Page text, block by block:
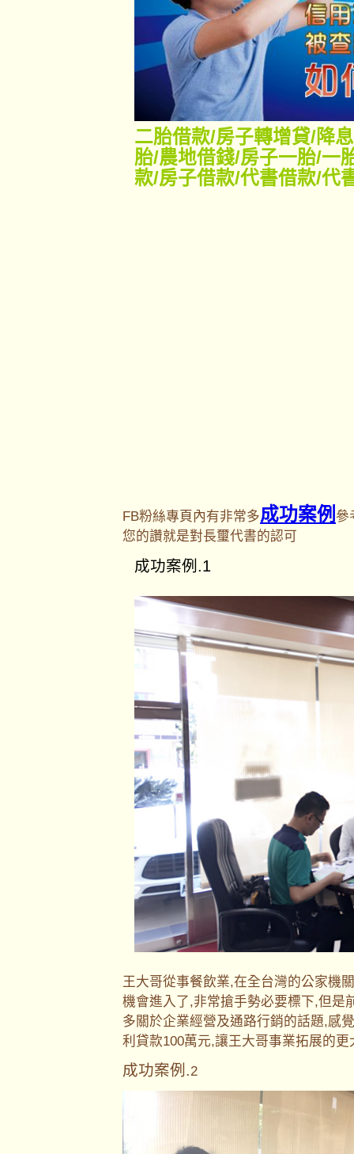
二胎借款/房子轉增貸/降
胎/農地借錢/房子一胎/一
款/房子借款/代書借款/代
FB粉絲專頁內有非常多成功案例 參
您的讚就是對長璽代書的認可
成功案例.1
王大哥從事餐飲業,在全台灣的公家機
機會進入了,非常搶手勢必要標下,但是
多關於企業經營及通路行銷的話題,感
利貸款100萬元,讓王大哥事業拓展的
成功案例.2